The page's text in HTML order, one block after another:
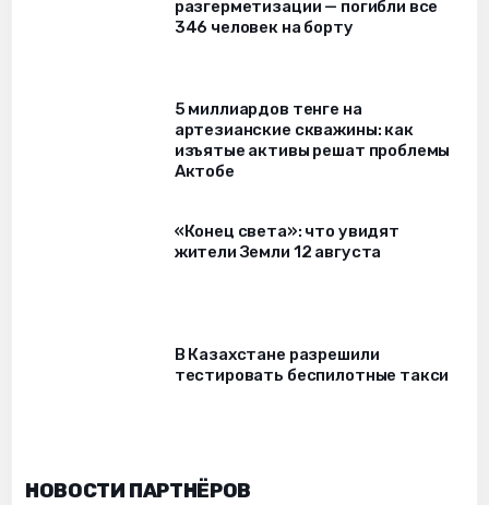
разгерметизации — погибли все
346 человек на борту
5 миллиардов тенге на
артезианские скважины: как
изъятые активы решат проблемы
Актобе
«Конец света»: что увидят
жители Земли 12 августа
В Казахстане разрешили
тестировать беспилотные такси
НОВОСТИ ПАРТНЁРОВ